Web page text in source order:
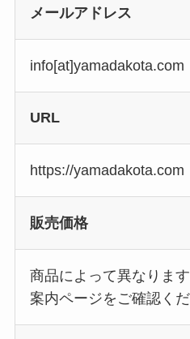
メールアドレス
info[at]yamadakota.com
URL
https://yamadakota.com
販売価格
商品によって異なりま
案内ページをご確認くだ